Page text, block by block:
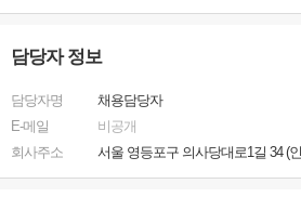
담당자 정보
담당자명
채용담당자
E-메일
비공개
회사주소
서울 영등포구 의사당대로1길 34 (